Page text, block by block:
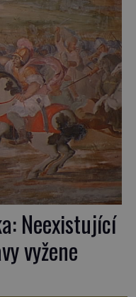
Neexistující
vyžene